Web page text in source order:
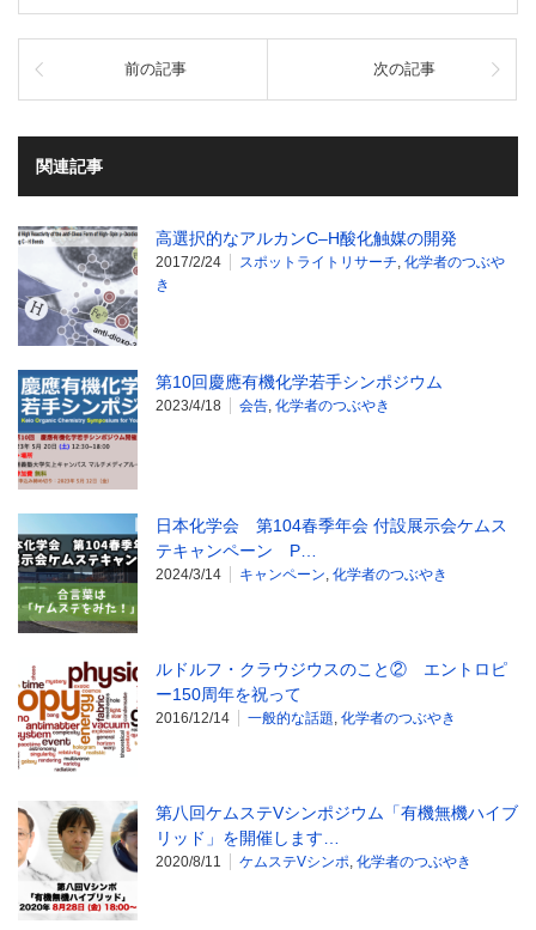
前の記事 次の記事
関連記事
高選択的なアルカンC–H酸化触媒の開発
2017/2/24 スポットライトリサーチ 化学者のつぶや
き
第10回慶應有機化学若手シンポジウム
2023/4/18 会告 化学者のつぶやき
日本化学会 第104春季年会 付設展示会ケムス
テキャンペーン P…
2024/3/14 キャンペーン 化学者のつぶやき
ルドルフ・クラウジウスのこと② エントロピ
ー150周年を祝って
2016/12/14 一般的な話題 化学者のつぶやき
第八回ケムステVシンポジウム「有機無機ハイブ
リッド」を開催します…
2020/8/11 ケムステVシンポ 化学者のつぶやき